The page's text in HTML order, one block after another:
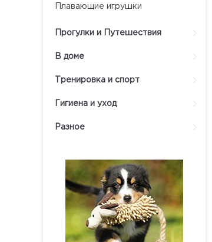
Плавающие игрушки
Прогулки и Путешествия
В доме
Тренировка и спорт
Гигиена и уход
Разное